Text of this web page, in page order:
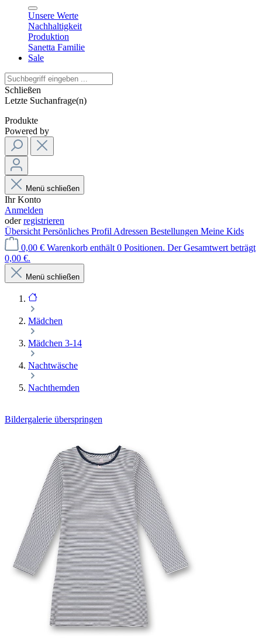
Unsere Werte
Nachhaltigkeit
Produktion
Sanetta Familie
Sale
Schließen
Letzte Suchanfrage(n)
Produkte
Powered by
Menü schließen
Ihr Konto
Anmelden
oderregistrieren
Übersicht Persönliches Profil Adressen Bestellungen Meine Kids
0,00 € Warenkorb enthält 0 Positionen. Der Gesamtwert beträgt
0,00 €.
Menü schließen
Mädchen
Mädchen 3-14
Nachtwäsche
Nachthemden
Bildergalerie überspringen